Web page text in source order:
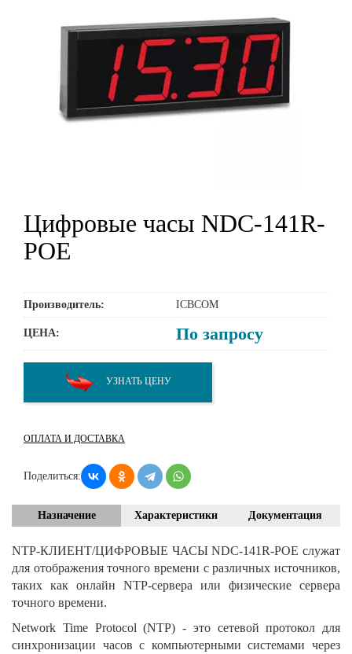
Цифровые часы NDC-141R-
POE
Производитель: ICBCOM
ЦЕНА: По запросу
УЗНАТЬ ЦЕНУ
ОПЛАТА И ДОСТАВКА
Поделиться:
Назначение Характеристики Документация
NTP-КЛИЕНТ/ЦИФРОВЫЕ ЧАСЫ NDC-141R-POE служат
для отображения точного времени с различных источников,
таких как онлайн NTP-сервера или физические сервера
точного времени.
Network Time Protocol (NTP) - это сетевой протокол для
синхронизации часов с компьютерными системами через